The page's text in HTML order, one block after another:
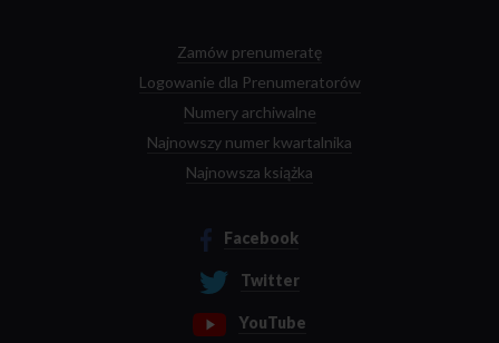
Zamów prenumeratę
Logowanie dla Prenumeratorów
Numery archiwalne
Najnowszy numer kwartalnika
Najnowsza książka
Facebook
Twitter
YouTube